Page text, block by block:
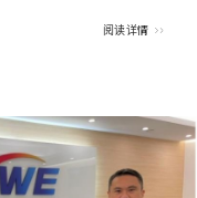
阅读详情